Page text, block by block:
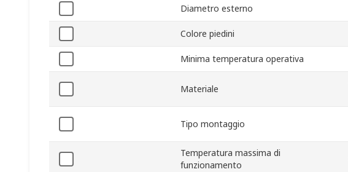
Diametro esterno
Colore piedini
Minima temperatura operativa
Materiale
Tipo montaggio
Temperatura massima di
funzionamento